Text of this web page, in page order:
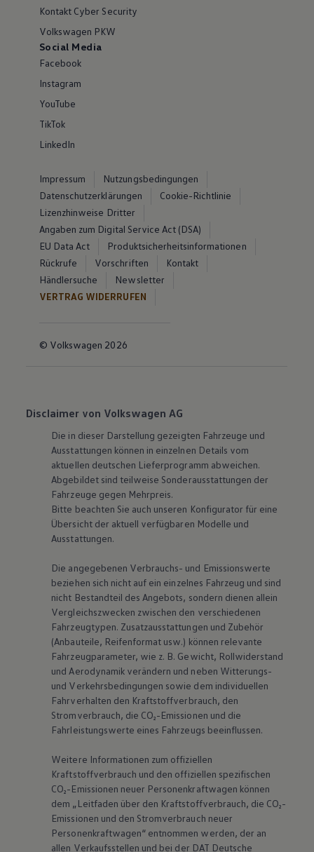
Kontakt Cyber Security
Volkswagen PKW
Social Media
Facebook
Instagram
YouTube
TikTok
LinkedIn
Impressum
Nutzungsbedingungen
Datenschutzerklärungen
Cookie-Richtlinie
Lizenzhinweise Dritter
Angaben zum Digital Service Act (DSA)
EU Data Act
Produktsicherheitsinformationen
Rückrufe
Vorschriften
Kontakt
Händlersuche
Newsletter
VERTRAG WIDERRUFEN
© Volkswagen 2026
Disclaimer von Volkswagen AG
Die in dieser Darstellung gezeigten Fahrzeuge und
Ausstattungen können in einzelnen Details vom
aktuellen deutschen Lieferprogramm abweichen.
Abgebildet sind teilweise Sonderausstattungen der
Fahrzeuge gegen Mehrpreis.
Bitte beachten Sie auch unseren Konfigurator für eine
Übersicht der aktuell verfügbaren Modelle und
Ausstattungen.
Die angegebenen Verbrauchs- und Emissionswerte
beziehen sich nicht auf ein einzelnes Fahrzeug und sind
nicht Bestandteil des Angebots, sondern dienen allein
Vergleichszwecken zwischen den verschiedenen
Fahrzeugtypen. Zusatzausstattungen und Zubehör
(Anbauteile, Reifenformat usw.) können relevante
Fahrzeugparameter, wie z. B. Gewicht, Rollwiderstand
und Aerodynamik verändern und neben Witterungs-
und Verkehrsbedingungen sowie dem individuellen
Fahrverhalten den Kraftstoffverbrauch, den
Stromverbrauch, die CO₂-Emissionen und die
Fahrleistungswerte eines Fahrzeugs beeinflussen.
Weitere Informationen zum offiziellen
Kraftstoffverbrauch und den offiziellen spezifischen
CO₂-Emissionen neuer Personenkraftwagen können
dem „Leitfaden über den Kraftstoffverbrauch, die CO₂-
Emissionen und den Stromverbrauch neuer
Personenkraftwagen“ entnommen werden, der an
allen Verkaufsstellen und bei der DAT Deutsche